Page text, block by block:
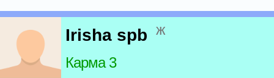
Irisha spb ж
Карма 3